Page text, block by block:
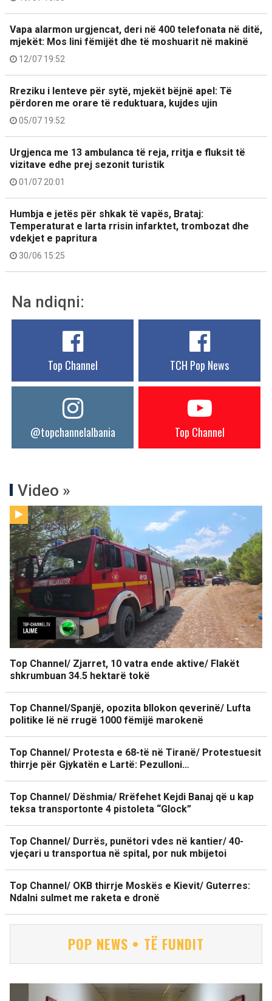
Vapa alarmon urgjencat, deri në 400 telefonata në ditë,
mjekët: Mos lini fëmijët dhe të moshuarit në makinë
12/07 19:52
Rreziku i lenteve për sytë, mjekët bëjnë apel: Të
përdoren me orare të reduktuara, kujdes ujin
05/07 19:52
Urgjenca me 13 ambulanca të reja, rritja e fluksit të
vizitave edhe prej sezonit turistik
01/07 20:01
Humbja e jetës për shkak të vapës, Brataj:
Temperaturat e larta rrisin infarktet, trombozat dhe
vdekjet e papritura
30/06 15:25
Na ndiqni:
Top Channel TCH Pop News
@topchannelalbania Top Channel
Video »
Top Channel/ Zjarret, 10 vatra ende aktive/ Flakët
shkrumbuan 34.5 hektarë tokë
Top Channel/Spanjë, opozita bllokon qeverinë/ Lufta
politike lë në rrugë 1000 fëmijë marokenë
Top Channel/ Protesta e 68-të në Tiranë/ Protestuesit
thirrje për Gjykatën e Lartë: Pezulloni…
Top Channel/ Dëshmia/ Rrëfehet Kejdi Banaj që u kap
teksa transportonte 4 pistoleta “Glock”
Top Channel/ Durrës, punëtori vdes në kantier/ 40-
vjeçari u transportua në spital, por nuk mbijetoi
Top Channel/ OKB thirrje Moskës e Kievit/ Guterres:
Ndalni sulmet me raketa e dronë
POP NEWS • TË FUNDIT